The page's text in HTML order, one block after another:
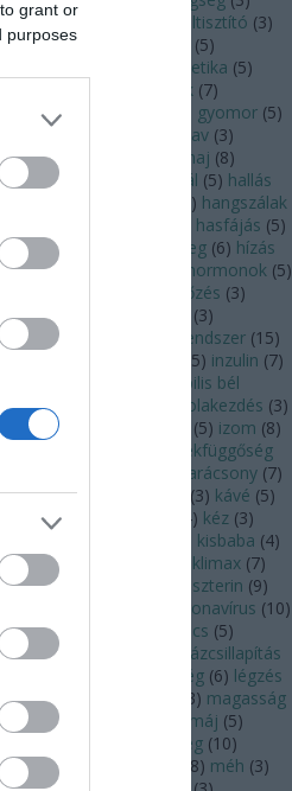
grant or
purposes
(5 fültisztító (3)
(3) fülzúgás (5)
genetika (5)
gyerek (7)
gyomor (5)
gyomorsav (3)
haj (8)
( halál (5) hallás
) hangszálak
hasfájás (5)
hideg (6) hízás
) hőguta hormonok (5)
HPV-fertőzés (3)
fertőzés
(3)
immunrendszer (15)
5) inzulin (7)
irritábilis bél
iskolakezdés (3)
5) ( (5) izom (8)
játékfüggőség
karácsony (7)
(6 (3) kávé (5)
4) kéz (3)
kisbaba (4)
( klimax (7)
(4) koleszterin (9)
koronavírus (10)
kullancs (5)
7)
lázcsillapítás
légúti betegség (6) légzés
leszokás 3) magasság
magas vérnyomás máj (5)
meddőség (10)
8) méh (3)